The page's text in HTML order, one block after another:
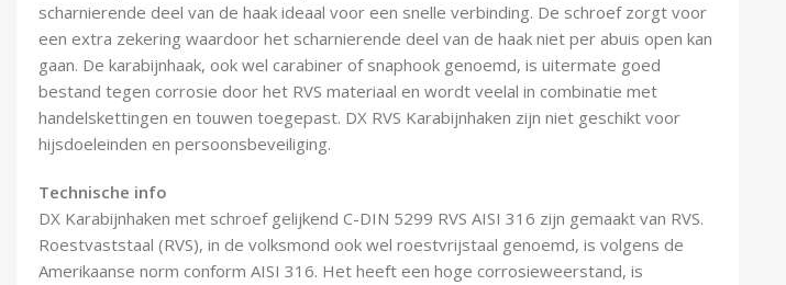
scharnierende deel van de haak ideaal voor een snelle verbinding. De schroef zorgt voor
een extra zekering waardoor het scharnierende deel van de haak niet per abuis open kan
gaan. De karabijnhaak, ook wel carabiner of snaphook genoemd, is uitermate goed
bestand tegen corrosie door het RVS materiaal en wordt veelal in combinatie met
handelskettingen en touwen toegepast. DX RVS Karabijnhaken zijn niet geschikt voor
hijsdoeleinden en persoonsbeveiliging.
Technische info
DX Karabijnhaken met schroef gelijkend C-DIN 5299 RVS AISI 316 zijn gemaakt van RVS.
Roestvaststaal (RVS), in de volksmond ook wel roestvrijstaal genoemd, is volgens de
Amerikaanse norm conform AISI 316. Het heeft een hoge corrosieweerstand, is